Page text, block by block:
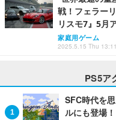
戦！フェラー
リスモ7』5月
家庭用ゲーム
2025.5.15 Thu 13:11
PS5ア
SFC時代を
ルにも登場